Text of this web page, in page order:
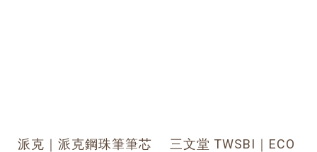
派克｜派克鋼珠筆筆芯
三文堂 TWSBI｜ECO